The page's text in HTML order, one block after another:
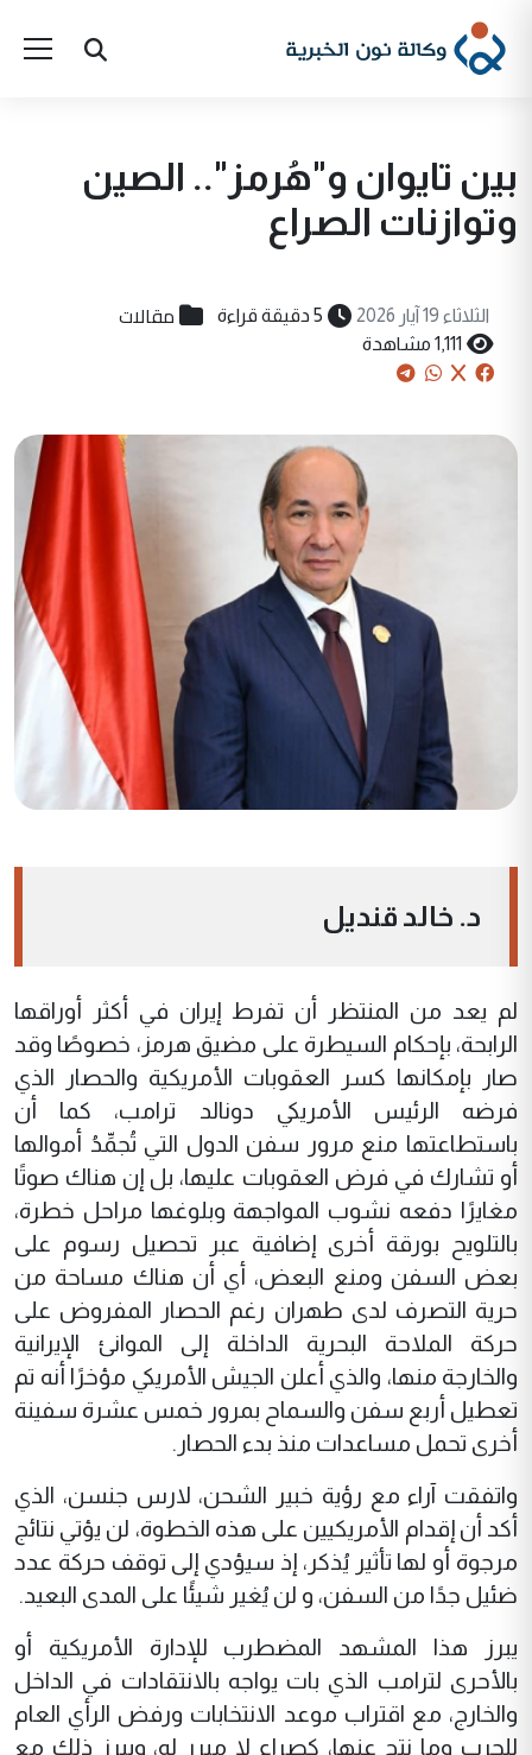
بين تايوان و"هُرمز".. الصين
وتوازنات الصراع
الثلاثاء 19 آيار 2026 5 دقيقة قراءة مقالات
1,111 مشاهدة
د. خالد قنديل
لم يعد من المنتظر أن تفرط إيران في أكثر أوراقها
الرابحة، بإحكام السيطرة على مضيق هرمز، خصوصًا وقد
صار بإمكانها كسر العقوبات الأمريكية والحصار الذي
فرضه الرئيس الأمريكي دونالد ترامب، كما أن
باستطاعتها منع مرور سفن الدول التي تُجمِّدُ أموالها
أو تشارك في فرض العقوبات عليها، بل إن هناك صوتًا
مغايرًا دفعه نشوب المواجهة وبلوغها مراحل خطرة،
بالتلويح بورقة أخرى إضافية عبر تحصيل رسوم على
بعض السفن ومنع البعض، أي أن هناك مساحة من
حرية التصرف لدى طهران رغم الحصار المفروض على
حركة الملاحة البحرية الداخلة إلى الموانئ الإيرانية
والخارجة منها، والذي أعلن الجيش الأمريكي مؤخرًا أنه تم
تعطيل أربع سفن والسماح بمرور خمس عشرة سفينة
أخرى تحمل مساعدات منذ بدء الحصار.
واتفقت آراء مع رؤية خبير الشحن، لارس جنسن، الذي
أكد أن إقدام الأمريكيين على هذه الخطوة، لن يؤتي نتائج
مرجوة أو لها تأثير يُذكر، إذ سيؤدي إلى توقف حركة عدد
ضئيل جدًا من السفن، و لن يُغير شيئًا على المدى البعيد.
يبرز هذا المشهد المضطرب للإدارة الأمريكية أو
بالأحرى لترامب الذي بات يواجه بالانتقادات في الداخل
والخارج، مع اقتراب موعد الانتخابات ورفض الرأي العام
للحرب وما نتج عنها، كصراع لا مبرر له، ويبرز ذلك مع